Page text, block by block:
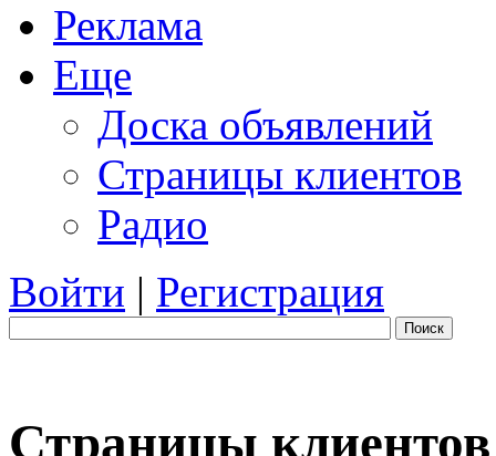
Реклама
Еще
Доска объявлений
Страницы клиентов
Радио
Войти | Регистрация
Поиск
Страницы клиентов